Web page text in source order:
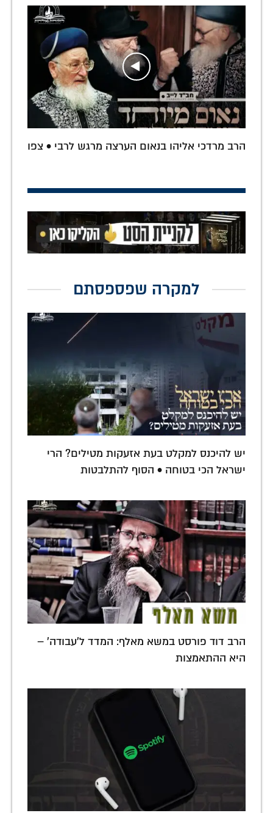
הרב מרדכי אליהו בנאום הערצה מרגש לרבי • צפו
למקרה שפספסתם
יש להיכנס למקלט בעת אזעקות מטילים? הרי
ישראל הכי בטוחה • הסוף להתלבטות
הרב דוד פורסט במשא מאלף: המדד ל'עבודה' –
היא ההתאמצות